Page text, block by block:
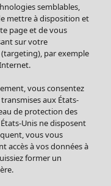
semblables,
mettre à disposition et
page et de vous
sur votre
par exemple
vous consentez
aux États-
de protection des
Unis ne disposent
vous vous
accès à vos données à
former un